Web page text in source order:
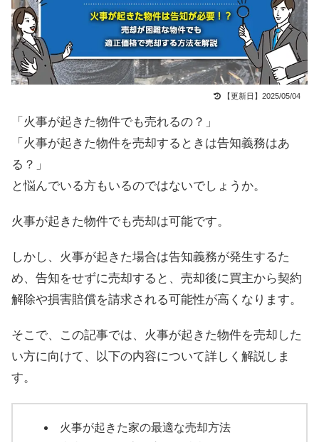
【更新日】2025/05/04
「火事が起きた物件でも売れるの？」
「火事が起きた物件を売却するときは告知義務はあ
る？」
と悩んでいる方もいるのではないでしょうか。
火事が起きた物件でも売却は可能です。
しかし、火事が起きた場合は告知義務が発生するた
め、告知をせずに売却すると、売却後に買主から契約
解除や損害賠償を請求される可能性が高くなります。
そこで、この記事では、火事が起きた物件を売却した
い方に向けて、以下の内容について詳しく解説しま
す。
火事が起きた家の最適な売却方法